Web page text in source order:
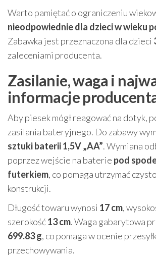
Warto pamiętać o ograniczeniu
nieodpowiednie dla dzieci w wieku
Zabawka jest przeznaczona dla dzieci
zaleceniami producenta.
Zasilanie, waga i
informacje
Aby piesek mógł reagować na dotyk,
zasilania bateryjnego. Do zabawy
sztuki baterii 1,5V „AA”. Wymiana
poprzez wejście na baterie pod
futerkiem, co pomaga utrzymać
konstrukcji.
Długość towaru wynosi 17 cm,
szerokość13 cm. Waga gabarytowa
699.83 g, co pomaga w ocenie
przechowywania.